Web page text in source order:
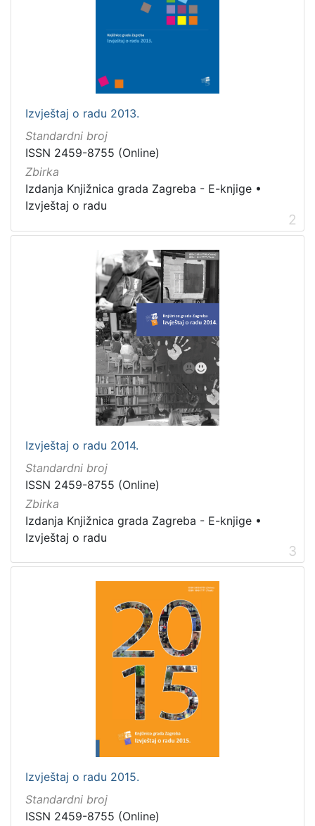
Izvještaj o radu 2013.
Standardni broj
ISSN 2459-8755 (Online)
Zbirka
Izdanja Knjižnica grada Zagreba - E-knjige •
Izvještaj o radu
2
Izvještaj o radu 2014.
Standardni broj
ISSN 2459-8755 (Online)
Zbirka
Izdanja Knjižnica grada Zagreba - E-knjige •
Izvještaj o radu
3
Izvještaj o radu 2015.
Standardni broj
ISSN 2459-8755 (Online)